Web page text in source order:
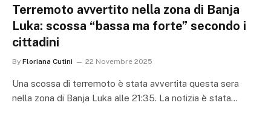
Terremoto avvertito nella zona di Banja
Luka: scossa “bassa ma forte” secondo i
cittadini
By Floriana Cutini 22 Novembre 2025
Una scossa di terremoto è stata avvertita questa sera
nella zona di Banja Luka alle 21:35. La notizia è stata…